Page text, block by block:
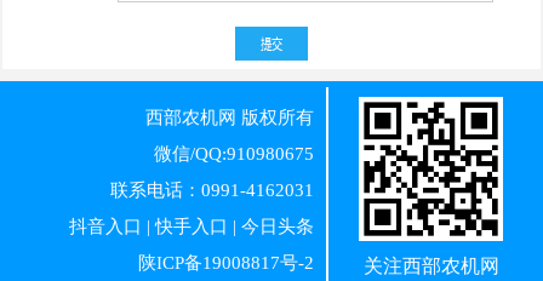
西部农机网 版权所有
微信/QQ:910980675
联系电话：0991-4162031
抖音入口 |快手入口 | 今日头条
陕ICP备19008817号-2
关注西部农机网